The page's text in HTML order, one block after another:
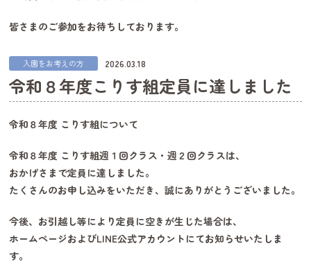
皆さまのご参加をお待ちしております。
入園をお考えの方 2026.03.18
令和８年度こりす組定員に達しました
令和８年度 こりす組について
令和８年度 こりす組週１回クラス・週２回クラスは、
おかげさまで定員に達しました。
たくさんのお申し込みをいただき、誠にありがとうございました。
今後、お引越し等により定員に空きが生じた場合は、
ホームページおよびLINE公式アカウントにてお知らせいたしま
す。